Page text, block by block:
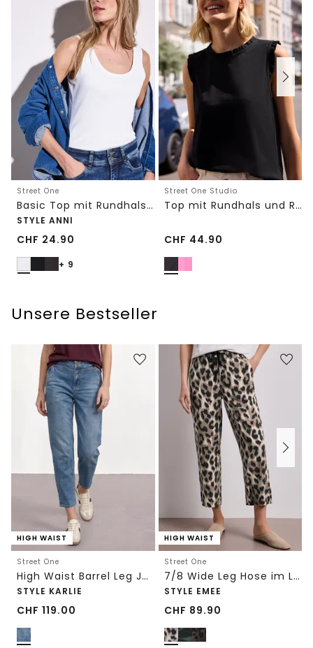
Street One
Basic Top mit Rundhals in Unifarbe
STYLE ANNI
CHF 24.90
+ 9
Street One Studio
Top mit Rundhals und Rüschendetails
CHF 44.90
Unsere Bestseller
HIGH WAIST
Street One
High Waist Barrel Leg Jeans im Loose Fit
STYLE KARLIE
CHF 119.00
HIGH WAIST
Street One
7/8 Wide Leg Hose im Loose Fit mit Print
STYLE EMEE
CHF 89.90